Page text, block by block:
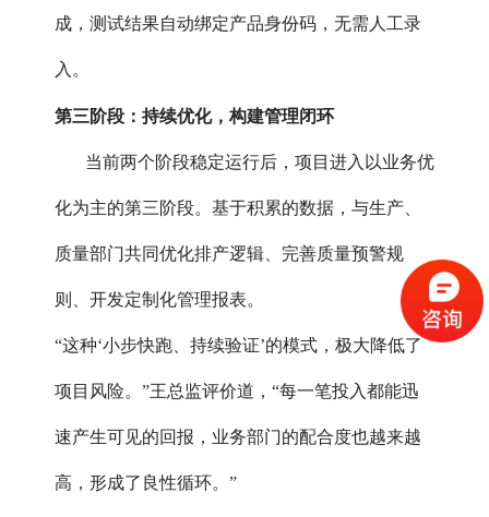
成，测试结果自动绑定产品身份码，无需人工录
入。
第三阶段：持续优化，构建管理闭环
当前两个阶段稳定运行后，项目进入以业务优
化为主的第三阶段。基于积累的数据，与生产、
质量部门共同优化排产逻辑、完善质量预警规
则、开发定制化管理报表。
“这种‘小步快跑、持续验证’的模式，极大降低了
项目风险。”王总监评价道，“每一笔投入都能迅
速产生可见的回报，业务部门的配合度也越来越
高，形成了良性循环。”